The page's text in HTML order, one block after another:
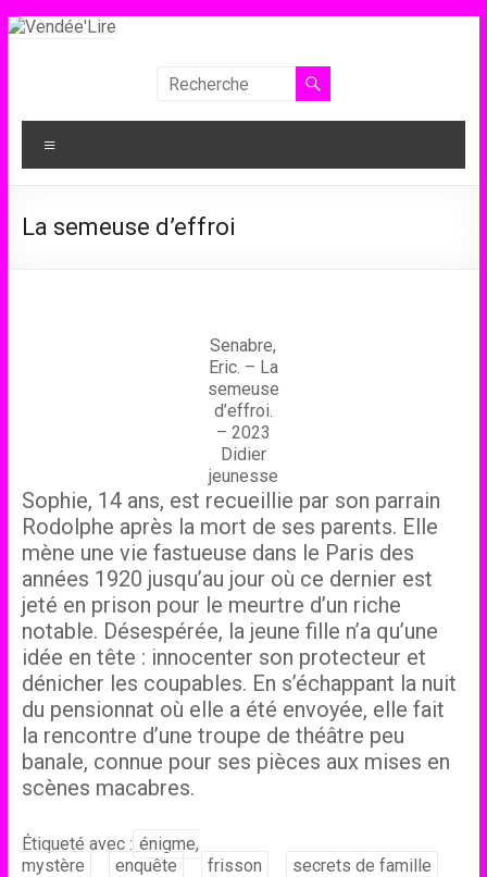
Aller
Vendée'Lire
Le
prix
collégiens
La semeuse d’effroi
Senabre,
Eric. – La
semeuse
d’effroi.
– 2023
Didier
jeunesse
Sophie, 14 ans, est recueillie par son parrain
Rodolphe après la mort de ses parents. Elle
mène une vie fastueuse dans le Paris des
années 1920 jusqu’au jour où ce dernier est
jeté en prison pour le meurtre d’un riche
notable. Désespérée, la jeune fille n’a qu’une
idée en tête : innocenter son protecteur et
dénicher les coupables. En s’échappant la nuit
du pensionnat où elle a été envoyée, elle fait
la rencontre d’une troupe de théâtre peu
banale, connue pour ses pièces aux mises en
scènes macabres.
Étiqueté avec : énigme,
mystère
enquête frisson secrets de famille